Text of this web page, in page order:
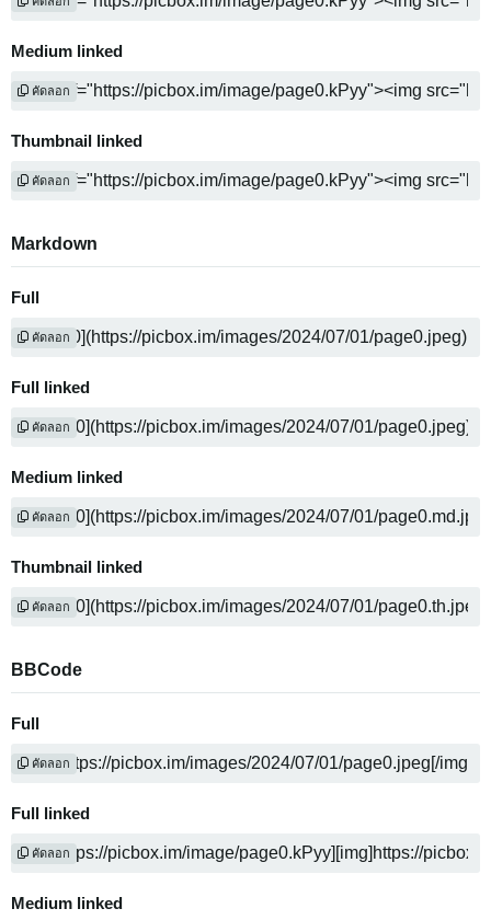
Medium linked
คัดลอก
Thumbnail linked
คัดลอก
Markdown
Full
คัดลอก
Full linked
คัดลอก
Medium linked
คัดลอก
Thumbnail linked
คัดลอก
BBCode
Full
คัดลอก
Full linked
คัดลอก
Medium linked